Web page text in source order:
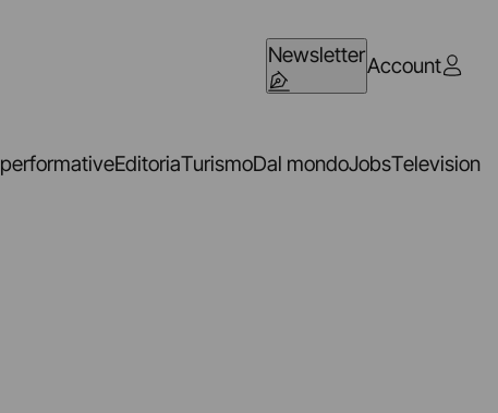
NewsletterAccount
EditoriaTurismoDal mondoJobsTelevision